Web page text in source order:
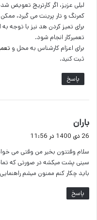
لیلی عزیز، اگر کارتریج
کمرنگ و تار پرینت می گیرد،
برای تمیز کردن هد نیز با
تعمیرکار انجام شود.
برای اعزام کارشناس به محل و
ثبت کنید.
پاسخ
باران
ف
:
26 دی 1400 در 11:56
سلام وقتتون بخیر من وقتی می
باید چکار کنم ممنون میشم
پاسخ